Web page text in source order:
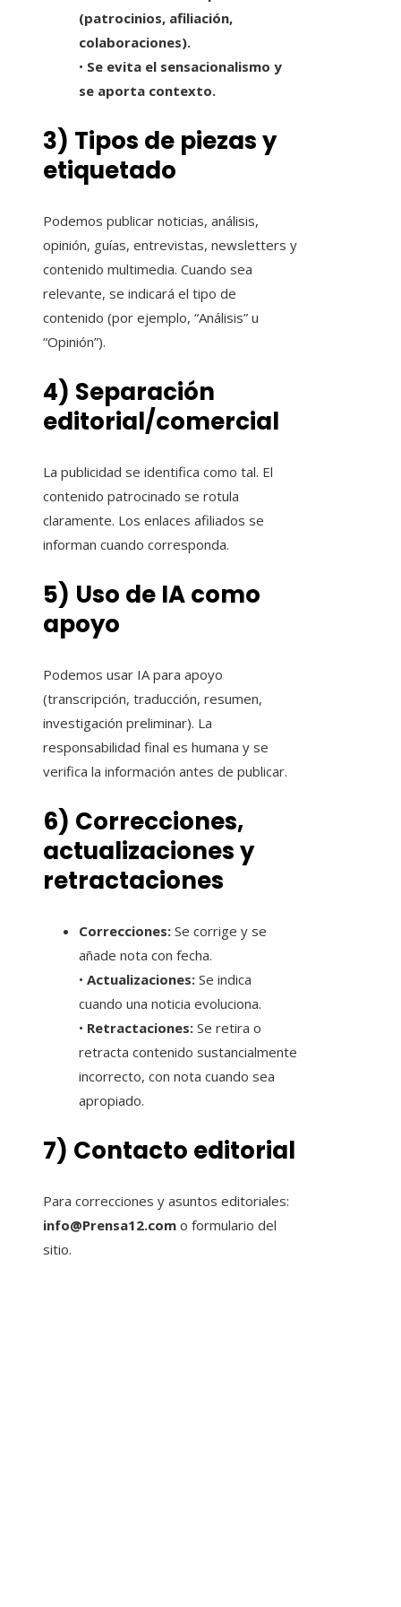
(patrocinios, afiliación,
colaboraciones).
• Se evita el sensacionalismo y
se aporta contexto.
3) Tipos de piezas y
etiquetado
Podemos publicar noticias, análisis,
opinión, guías, entrevistas, newsletters y
contenido multimedia. Cuando sea
relevante, se indicará el tipo de
contenido (por ejemplo, “Análisis” u
“Opinión”).
4) Separación
editorial/comercial
La publicidad se identifica como tal. El
contenido patrocinado se rotula
claramente. Los enlaces afiliados se
informan cuando corresponda.
5) Uso de IA como
apoyo
Podemos usar IA para apoyo
(transcripción, traducción, resumen,
investigación preliminar). La
responsabilidad final es humana y se
verifica la información antes de publicar.
6) Correcciones,
actualizaciones y
retractaciones
Correcciones: Se corrige y se
añade nota con fecha.
• Actualizaciones: Se indica
cuando una noticia evoluciona.
• Retractaciones: Se retira o
retracta contenido sustancialmente
incorrecto, con nota cuando sea
apropiado.
7) Contacto editorial
Para correcciones y asuntos editoriales:
info@Prensa12.com o formulario del
sitio.